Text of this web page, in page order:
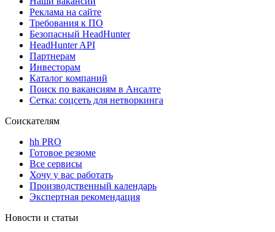
Реклама на сайте
Требования к ПО
Безопасный HeadHunter
HeadHunter API
Партнерам
Инвесторам
Каталог компаний
Поиск по вакансиям в Ансалте
Сетка: соцсеть для нетворкинга
Соискателям
hh PRO
Готовое резюме
Все сервисы
Хочу у вас работать
Производственный календарь
Экспертная рекомендация
Новости и статьи